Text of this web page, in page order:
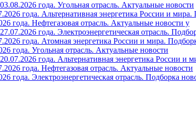
года. Угольная отрасль. Актуальные новости
года. Альтернативная энергетика России и мира.
года. Нефтегазовая отрасль. Актуальные новости у
года. Электроэнергетическая отрасль.
года. Атомная энергетика России и мира.
года. Угольная отрасль. Актуальные новости
года. Альтернативная энергетика России и
года. Нефтегазовая отрасль. Актуальные новости
года. Электроэнергетическая отрасль. Подборка